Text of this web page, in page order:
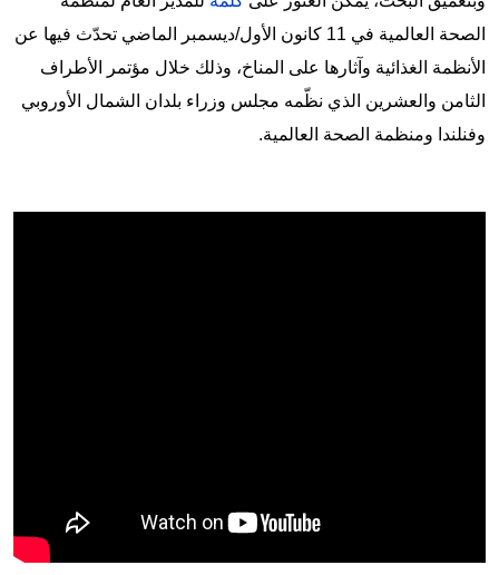
الصحة العالمية في 11 كانون الأول/ديسمبر الماضي تحدّث فيها عن
الأنظمة الغذائية وآثارها على المناخ، وذلك خلال مؤتمر الأطراف
الثامن والعشرين الذي نظّمه مجلس وزراء بلدان الشمال الأوروبي
وفنلندا ومنظمة الصحة العالمية.